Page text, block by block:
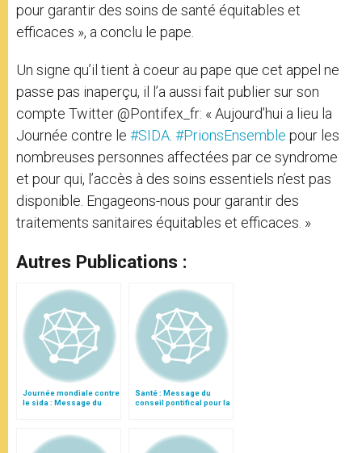
pour garantir des soins de santé équitables et
efficaces », a conclu le pape.
Un signe qu’il tient à coeur au pape que cet appel ne
passe pas inaperçu, il l’a aussi fait publier sur son
compte Twitter @Pontifex_fr: « Aujourd’hui a lieu la
Journée contre le #SIDA #PrionsEnsemble pour les
nombreuses personnes affectées par ce syndrome
et pour qui, l’accès à des soins essentiels n’est pas
disponible. Engageons-nous pour garantir des
traitements sanitaires équitables et efficaces. »
Autres Publications :
Journée mondiale contre
le sida : Message du
Santé : Message du
conseil pontifical pour la